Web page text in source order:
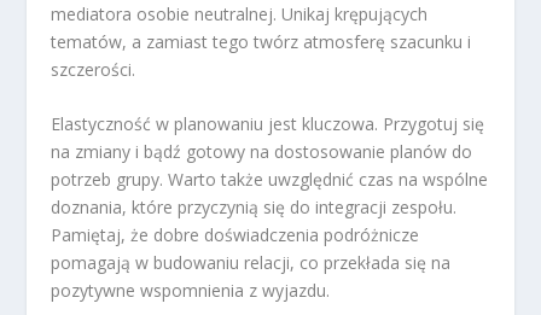
mediatora osobie neutralnej. Unikaj krępujących
tematów, a zamiast tego twórz atmosferę szacunku i
szczerości.
Elastyczność w planowaniu jest kluczowa. Przygotuj się
na zmiany i bądź gotowy na dostosowanie planów do
potrzeb grupy. Warto także uwzględnić czas na wspólne
doznania, które przyczynią się do integracji zespołu.
Pamiętaj, że dobre doświadczenia podróżnicze
pomagają w budowaniu relacji, co przekłada się na
pozytywne wspomnienia z wyjazdu.